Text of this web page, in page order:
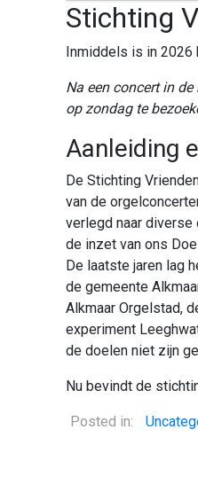
Stichting
Inmiddels is in
Na een concert in
op zondag te
Aanleiding
De Stichting
van de
verlegd naar diverse
de inzet van ons
De laatste jaren lag
de gemeente
Alkmaar Orgelstad,
experiment
de doelen niet zijn
Nu bevindt de
Posted in: